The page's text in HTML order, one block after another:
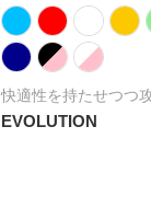
快適性を持たせつつ
EVOLUTION